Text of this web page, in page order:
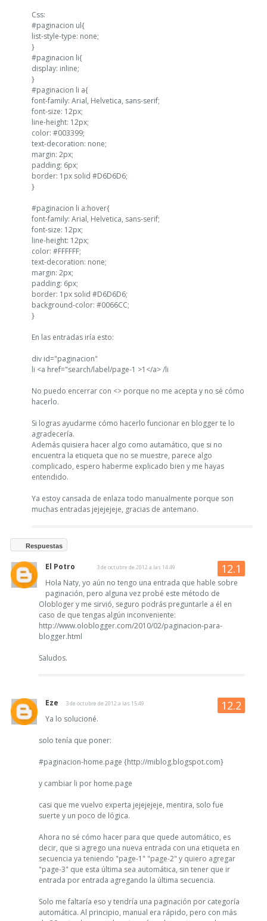
Css:
#paginacion ul{
list-style-type: none;
}
#paginacion li{
display: inline;
}
#paginacion li a{
font-family: Arial, Helvetica, sans-serif;
font-size: 12px;
line-height: 12px;
color: #003399;
text-decoration: none;
margin: 2px;
padding: 6px;
border: 1px solid #D6D6D6;
}
#paginacion li a:hover{
font-family: Arial, Helvetica, sans-serif;
font-size: 12px;
line-height: 12px;
color: #FFFFFF;
text-decoration: none;
margin: 2px;
padding: 6px;
border: 1px solid #D6D6D6;
background-color: #0066CC;
}
En las entradas iría esto:
div id="paginacion"
li <a href="search/label/page-1 >1</a> /li
No puedo encerrar con <> porque no me acepta y no sé cómo
hacerlo.
Si logras ayudarme cómo hacerlo funcionar en blogger te lo
agradecería.
Además quisiera hacer algo como autamático, que si no
encuentra la etiqueta que no se muestre, parece algo
complicado, espero haberme explicado bien y me hayas
entendido.
Ya estoy cansada de enlaza todo manualmente porque son
muchas entradas jejejejeje, gracias de antemano.
Respuestas
El Potro 3 de octubre de 2012 a las 14:49
Hola Naty, yo aún no tengo una entrada que hable sobre
paginación, pero alguna vez probé este método de
Olobloger y me sirvió, seguro podrás preguntarle a él en
caso de que tengas algún inconveniente:
http://www.oloblogger.com/2010/02/paginacion-para-
blogger.html
Saludos.
Eze 3 de octubre de 2012 a las 15:49
Ya lo solucioné.
solo tenía que poner:
#paginacion-home.page {http://miblog.blogspot.com}
y cambiar li por home.page
casi que me vuelvo experta jejejejeje, mentira, solo fue
suerte y un poco de lógica.
Ahora no sé cómo hacer para que quede automático, es
decir, que si agrego una nueva entrada con una etiqueta en
secuencia ya teniendo "page-1" "page-2" y quiero agregar
"page-3" que esta última sea automática, sin tener que ir
entrada por entrada agregando la última secuencia.
Solo me faltaría eso y tendría una paginación por categoría
automática. Al principio, manual era rápido, pero con más